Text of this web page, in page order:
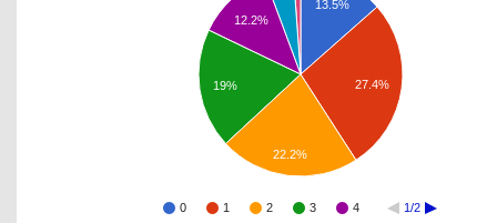
0 1 2 3 4 1/2
13.5%
27.4%
12.2%
19%
22.2%